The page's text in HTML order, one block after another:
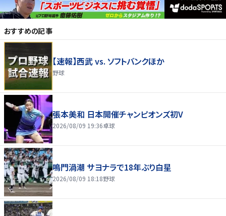
おすすめの記事
【速報】西武 vs. ソフトバンクほか
野球
張本美和 日本開催チャンピオンズ初V
2026/08/09 19:36卓球
鳴門渦潮 サヨナラで18年ぶり白星
2026/08/09 18:18野球